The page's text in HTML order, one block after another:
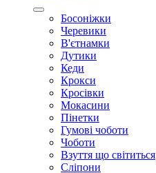
Босоніжки
Черевики
В'єтнамки
Дутики
Кеди
Крокси
Кросівки
Мокасини
Пінетки
Гумові чоботи
Чоботи
Взуття що світиться
Сліпони